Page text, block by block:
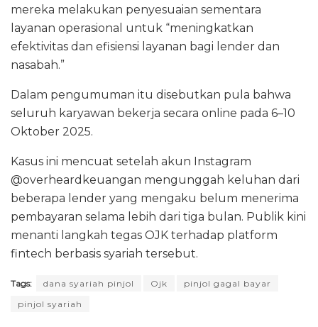
mereka melakukan penyesuaian sementara
layanan operasional untuk “meningkatkan
efektivitas dan efisiensi layanan bagi lender dan
nasabah.”
Dalam pengumuman itu disebutkan pula bahwa
seluruh karyawan bekerja secara online pada 6–10
Oktober 2025.
Kasus ini mencuat setelah akun Instagram
@overheardkeuangan mengunggah keluhan dari
beberapa lender yang mengaku belum menerima
pembayaran selama lebih dari tiga bulan. Publik kini
menanti langkah tegas OJK terhadap platform
fintech berbasis syariah tersebut.
Tags: dana syariah pinjol Ojk
pinjol gagal bayar
pinjol syariah